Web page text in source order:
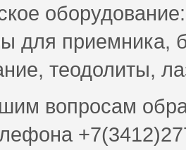
для приемника,
теодолиты,
вопросам